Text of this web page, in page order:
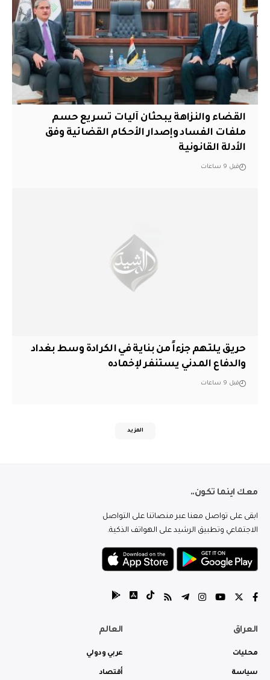
القضاء والنزاهة يبحثان آليات تسريع حسم
ملفات الفساد وإصدار الأحكام القضائية وفق
الأدلة القانونية
قبل 9 ساعات
حريق يلتهم جزءاً من بناية في الكرادة وسط بغداد
والدفاع المدني يستنفر لإخماده
قبل 9 ساعات
المزيد
معك اينما تكون..
ابقى على تواصل معنا عبر منصاتنا على التواصل
الاجتماعي وتطبيق الرشيد على الهواتف الذكية.
العراق
محليات
سياسة
العالم
عربي ودولي
أقتصاد